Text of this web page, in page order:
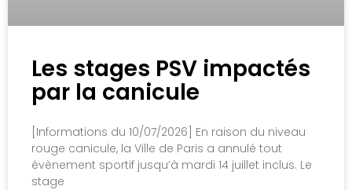
Les stages PSV impactés
par la canicule
[Informations du 10/07/2026] En raison du niveau
rouge canicule, la Ville de Paris a annulé tout
évènement sportif jusqu’à mardi 14 juillet inclus. Le
stage